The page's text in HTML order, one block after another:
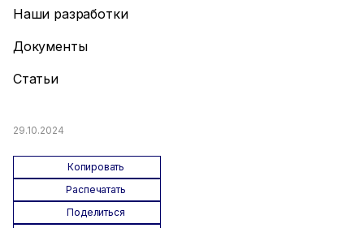
Наши разработки
Документы
Статьи
29.10.2024
Копировать
Распечатать
Поделиться